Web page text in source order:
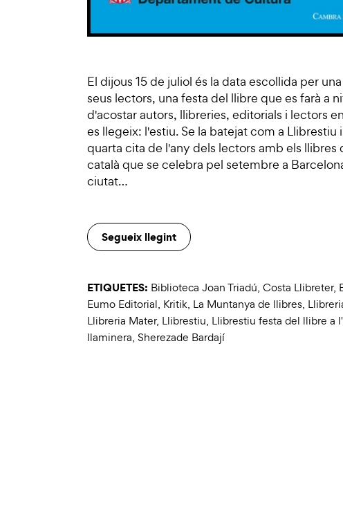
El dijous 15 de juliol és la data escollida per
seus lectors, una festa del llibre que es farà a
d'acostar autors, llibreries, editorials i lectors
es llegeix: l'estiu. Se la batejat com a
quarta cita de l'any dels lectors amb els llibres
català que se celebra pel setembre a
ciutat…
Segueix llegint
ETIQUETES: Biblioteca Joan Triadú, Costa Llibreter,
Eumo Editorial, Kritik, La Muntanya de llibres,
Llibreria Mater, Llibrestiu, Llibrestiu festa del llibre a
llaminera, Sherezade Bardají